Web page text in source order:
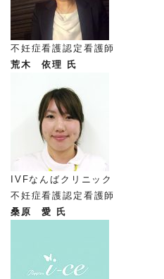
不妊症看護認定看護師
荒木 依理 氏
IVFなんばクリニック
不妊症看護認定看護師
桑原 愛 氏